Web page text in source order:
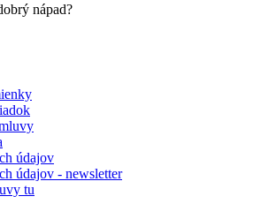
nápad?
údajov
údajov - newsletter
tu